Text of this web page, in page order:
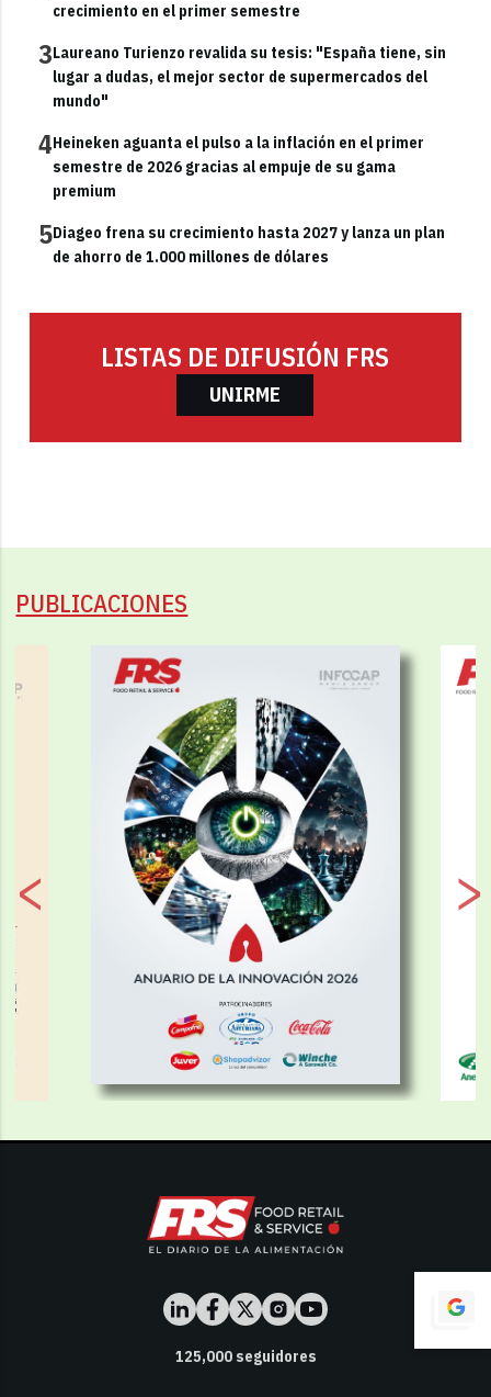
crecimiento en el primer semestre
3Laureano Turienzo revalida su tesis: "España tiene, sin
lugar a dudas, el mejor sector de supermercados del
mundo"
4Heineken aguanta el pulso a la inflación en el primer
semestre de 2026 gracias al empuje de su gama
premium
5Diageo frena su crecimiento hasta 2027 y lanza un plan
de ahorro de 1.000 millones de dólares
LISTAS DE DIFUSIÓN FRS
UNIRME
PUBLICACIONES
125,000seguidores